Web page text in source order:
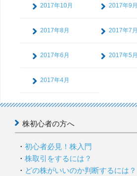
2017年10月 2017年9月
2017年8月 2017年7月
2017年6月 2017年5月
2017年4月
株初心者の方へ
初心者必見！株入門
株取引をするには？
どの株がいいのか判断するには？